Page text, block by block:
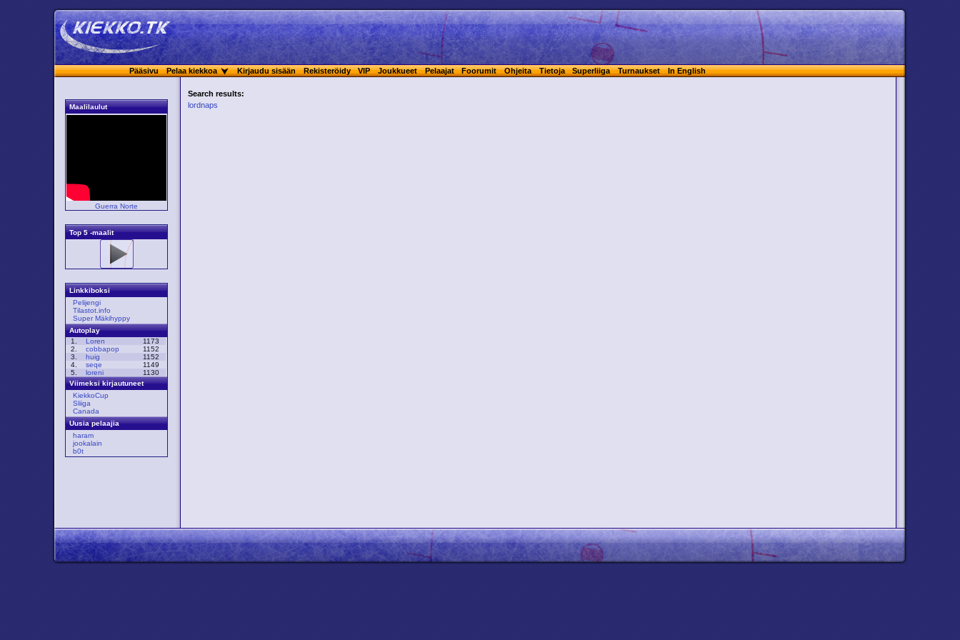
Pääsivu Pelaa kiekkoa Kirjaudu sisään Rekisteröidy VIP Joukkueet Pelaajat Foorumit Ohjeita Tietoja Superliiga Turnaukset In English
Maalilaulut
Guerra Norte
Top 5 -maalit
Linkkiboksi
Pelijengi
Tilastot.info
Super Mäkihyppy
Autoplay
1.
Loren
1173
2.
cobbapop
1152
3.
huig
1152
4.
seqe
1149
5.
loreni
1130
Viimeksi kirjautuneet
KiekkoCup
Sliiga
Canada
Uusia pelaajia
haram
jookalain
b0t
Search results:
lordnaps